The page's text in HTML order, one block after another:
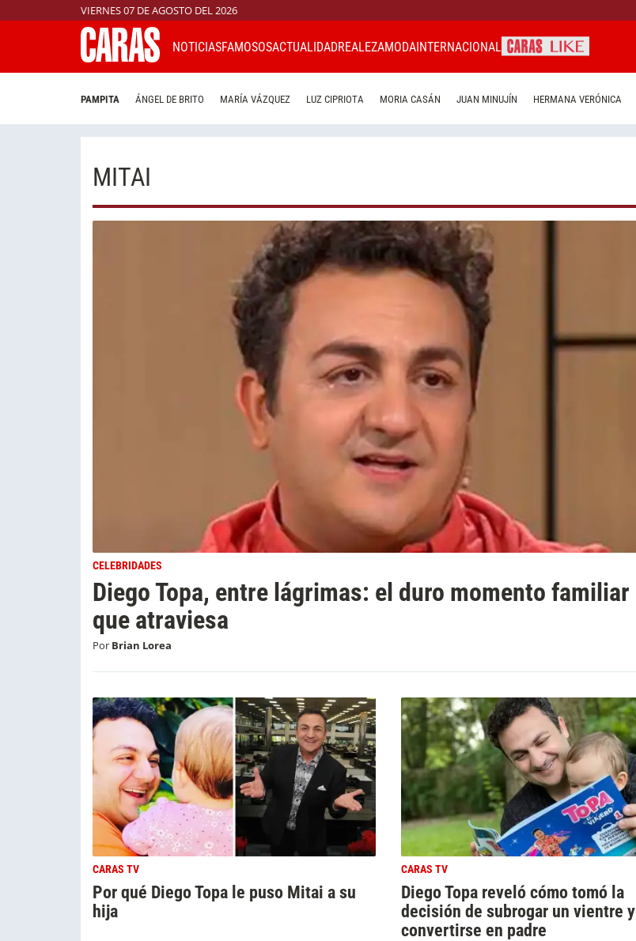
VIERNES 07 DE AGOSTO DEL 2026
NOTICIASFAMOSOSACTUALIDADREALEZAMODAINTERNACIONAL
PAMPITA ÁNGEL DE BRITO MARÍA VÁZQUEZ LUZ CIPRIOTA MORIA CASÁN JUAN MINUJÍN HERMANA VERÓNICA
MITAI
CELEBRIDADES
Diego Topa, entre lágrimas: el duro momento familiar
que atraviesa
Por Brian Lorea
CARAS TV
Por qué Diego Topa le puso Mitai a su
hija
CARAS TV
Diego Topa reveló cómo tomó la
decisión de subrogar un vientre y
convertirse en padre